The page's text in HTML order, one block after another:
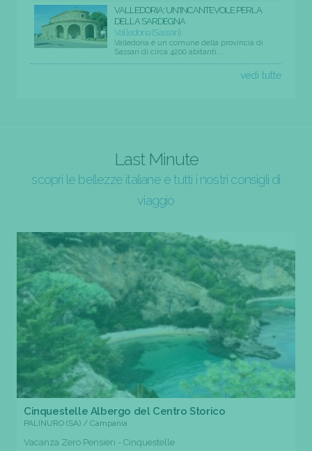
VALLEDORIA: UN'INCANTEVOLE PERLA
DELLA SARDEGNA
Valledoria (Sassari)
Valledoria è un comune della provincia di
Sassari di circa 4200 abitanti....
vedi tutte
Last Minute
scopri le bellezze italiane e tutti i nostri consigli di
viaggio
Cinquestelle Albergo del Centro Storico
PALINURO (SA) / Campania
Vacanza Zero Pensieri - Cinquestelle